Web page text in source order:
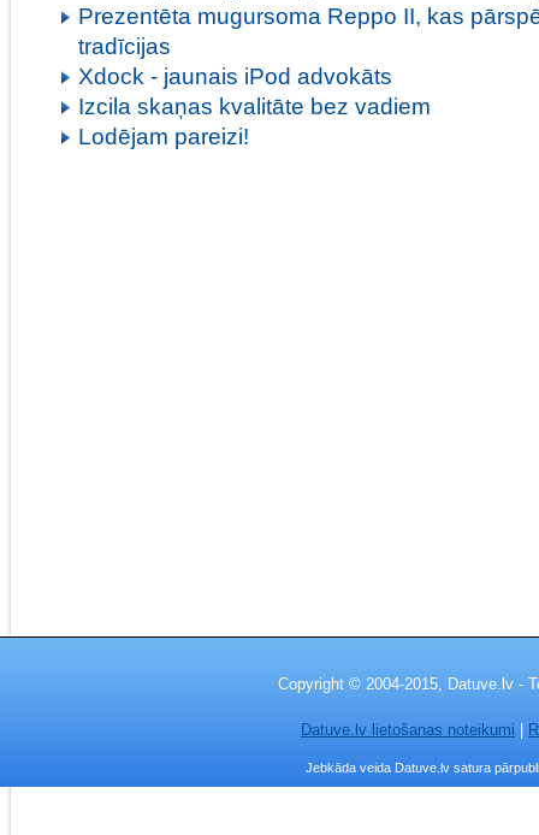
Prezentēta mugursoma Reppo II, kas
tradīcijas
Xdock - jaunais iPod advokāts
Izcila skaņas kvalitāte bez vadiem
Lodējam pareizi!
Copyright © 2004-2015, Datuve.lv -
Datuve.lv lietošanas noteikumi
Jebkāda veida Datuve.lv satura